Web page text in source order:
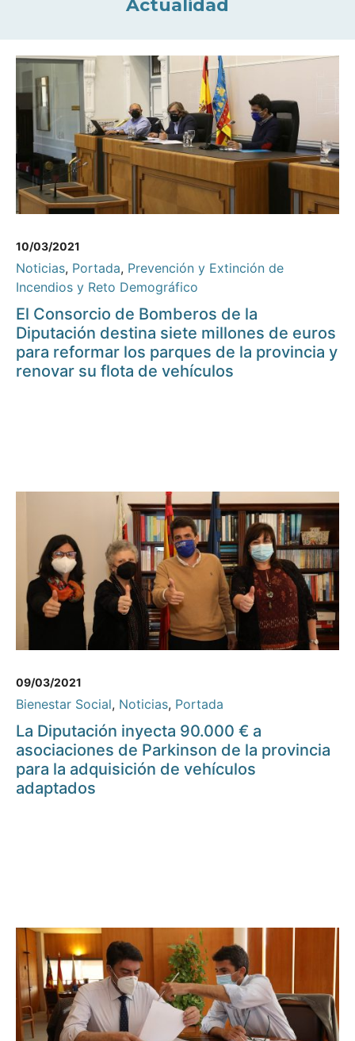
Actualidad
10/03/2021
Noticias, Portada, Prevención y Extinción de
Incendios y Reto Demográfico
El Consorcio de Bomberos de la
Diputación destina siete millones de euros
para reformar los parques de la provincia y
renovar su flota de vehículos
09/03/2021
Bienestar Social, Noticias, Portada
La Diputación inyecta 90.000 € a
asociaciones de Parkinson de la provincia
para la adquisición de vehículos
adaptados